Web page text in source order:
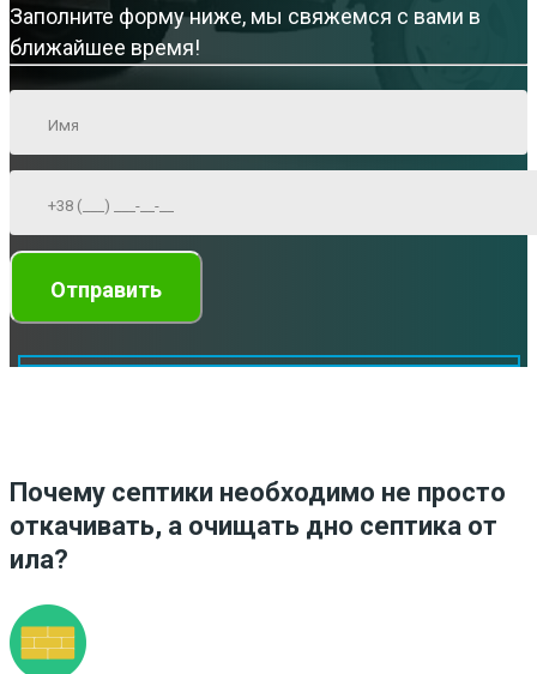
Заполните форму ниже, мы свяжемся с вами в
ближайшее время!
Почему септики необходимо не просто
откачивать, а очищать дно септика от
ила?